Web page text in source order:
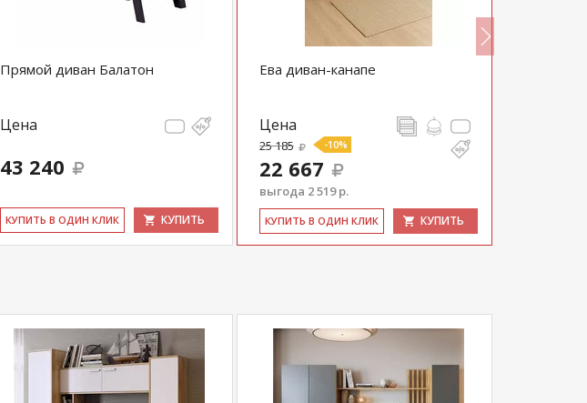
Прямой диван Балатон
Цена
43 240
КУ­ПИТЬ В ОДИН КЛИК КУПИТЬ
Ева диван-канапе
Цена
25 185 -10%
22 667
выгода 2 519 р.
КУ­ПИТЬ В ОДИН КЛИК КУПИТЬ